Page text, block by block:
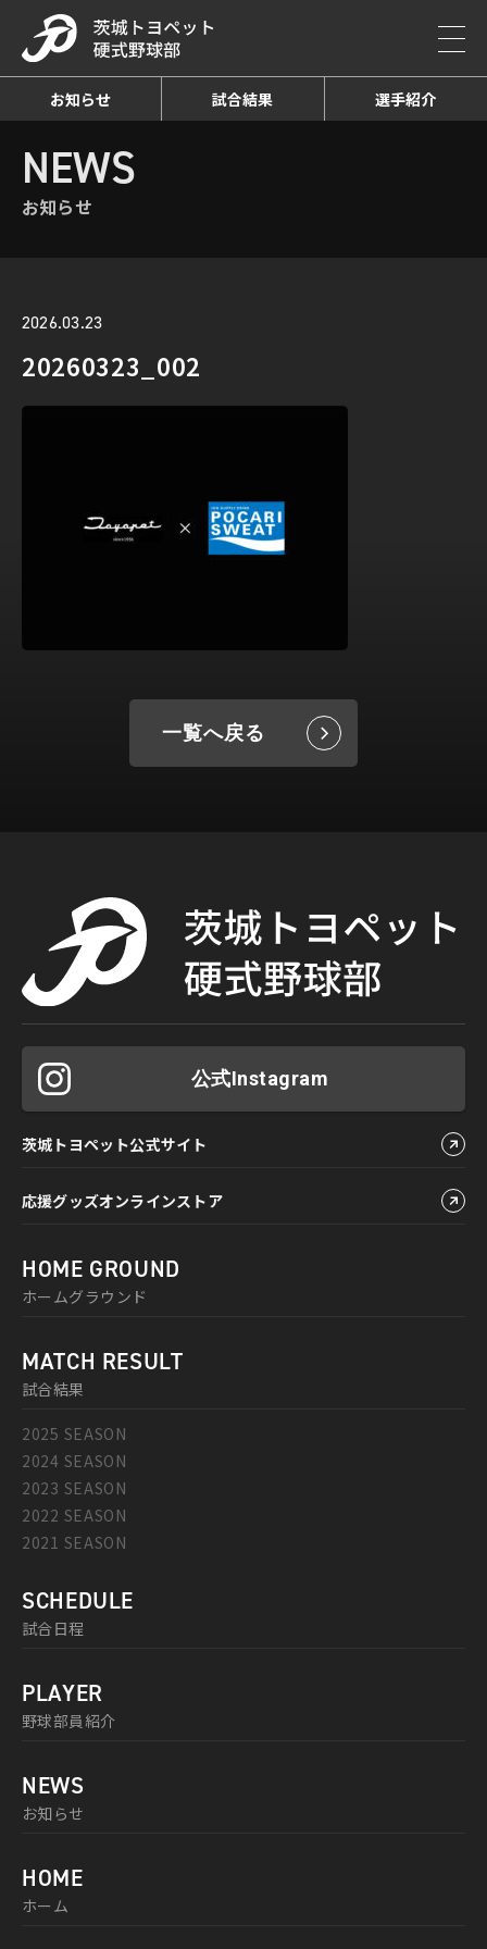
お知らせ 試合結果 選手紹介
HOME お知らせ詳細
NEWS
お知らせ
2026.03.23
20260323_002
一覧へ戻る
公式Instagram
茨城トヨペット公式サイト
応援グッズオンラインストア
HOME GROUND
ホームグラウンド
MATCH RESULT
試合結果
2025 SEASON
2024 SEASON
2023 SEASON
2022 SEASON
2021 SEASON
SCHEDULE
試合日程
PLAYER
野球部員紹介
NEWS
お知らせ
HOME
ホーム